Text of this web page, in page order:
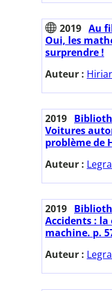
2019 Au
Oui, les
surprendre !
Auteur :
2019
Voitures
problème de
Auteur :
2019
Accidents :
machine. p.
Auteur :